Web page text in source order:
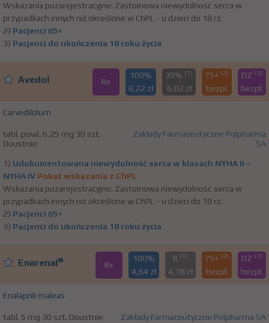
Wskazania pozarejestracyjne: Zastoinowa niewydolność serca w
przypadkach innych niż określone w ChPL - u dzieci do 18 rż.
2) Pacjenci 65+
3) Pacjenci do ukończenia 18 roku życia
Avedol Rx
100%
8,22 zł
30% (1)
6,02 zł
75+ (2)
bezpł.
DZ (3)
bezpł.
Carvedilolum
tabl. powl. 6,25 mg 30 szt.
Doustnie
Zakłady Farmaceutyczne Polpharma
SA
1) Udokumentowana niewydolność serca w klasach NYHA II –
NYHA IV Pokaż wskazania z ChPL
Wskazania pozarejestracyjne: Zastoinowa niewydolność serca w
przypadkach innych niż określone w ChPL - u dzieci do 18 rż.
2) Pacjenci 65+
3) Pacjenci do ukończenia 18 roku życia
Enarenal® Rx
100%
4,64 zł
R (1)
4,18 zł
75+ (2)
bezpł.
DZ (3)
bezpł.
Enalaprili maleas
tabl. 5 mg 30 szt. Doustnie Zakłady Farmaceutyczne Polpharma SA